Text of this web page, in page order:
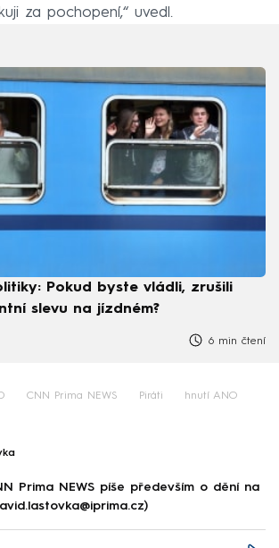
za pochopení,“ uvedl.
Pokud byste vládli, zrušili
slevu na jízdném?
6 min čtení
CNN Prima NEWS Piráti hnutí ANO
Prima NEWS píše především o dění na